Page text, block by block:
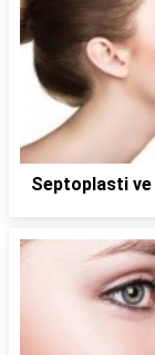
Septoplasti ve